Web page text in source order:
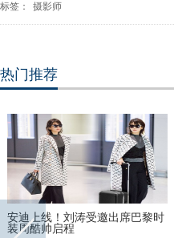
标签： 摄影师
热门推荐
安迪上线！刘涛受邀出席巴黎时
装周酷帅启程